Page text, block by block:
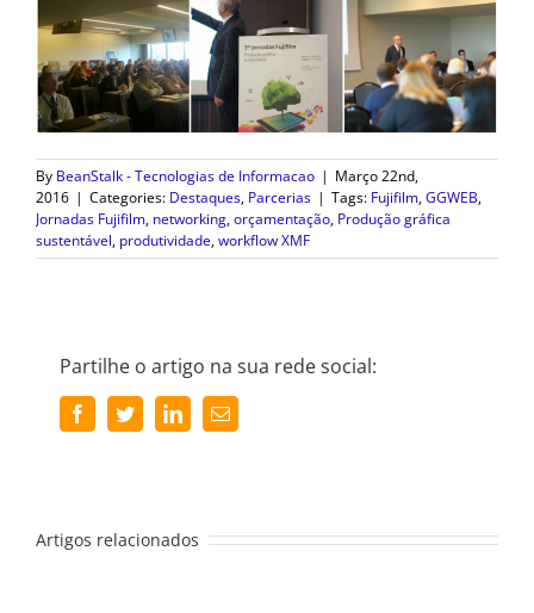
By BeanStalk - Tecnologias de Informacao | Março 22nd,
2016 | Categories: Destaques, Parcerias | Tags: Fujifilm,GGWEB,
Jornadas Fujifilm, networking,orçamentação, Produção gráfica
sustentável, produtividade,workflow XMF
Partilhe o artigo na sua rede social:
FacebookTwitterLinkedInEmail
(necessário
Artigos relacionados